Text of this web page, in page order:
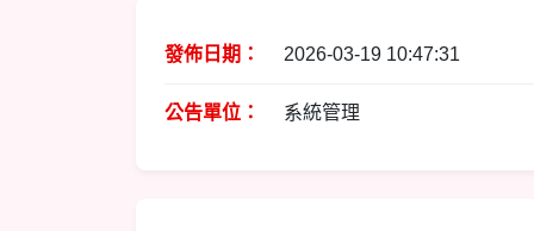
發佈日期： 2026-03-19 10:47:31
公告單位： 系統管理